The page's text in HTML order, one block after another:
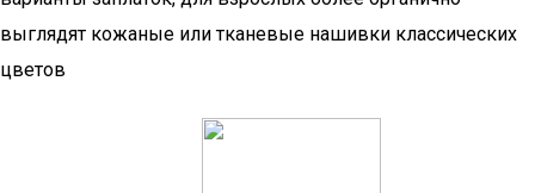
выглядят кожаные или тканевые нашивки классических
цветов